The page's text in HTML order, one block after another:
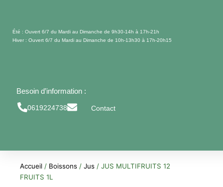
contenuÉté : Ouvert 6/7 du Mardi au Dimanche de 9h30-14h à 17h-21h
Hiver : Ouvert 6/7 du Mardi au Dimanche de 10h-13h30 à 17h-20h15
Besoin d’information :
0619224738 Contact
Accueil / Boissons /Jus / JUS MULTIFRUITS 12
FRUITS 1L